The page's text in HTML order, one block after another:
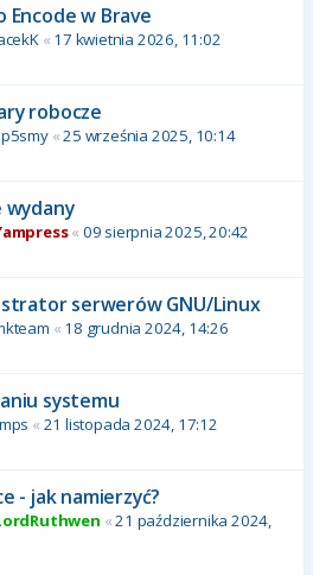
Encode w Brave
« 17 kwietnia 2026, 11:02
robocze
«25 września 2025, 10:14
wydany
« 09 sierpnia 2025, 20:42
serwerów GNU/Linux
« 18 grudnia 2024, 14:26
systemu
« 21 listopada 2024, 17:12
- jak namierzyć?
«21 października 2024,